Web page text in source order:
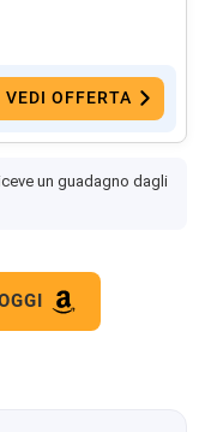
VEDI OFFERTA
un guadagno dagli